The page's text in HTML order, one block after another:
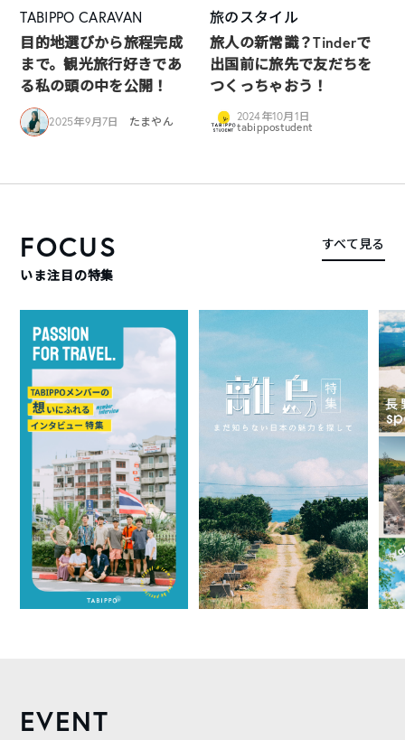
TABIPPO CARAVAN
目的地選びから旅程完成
まで。観光旅行好きであ
る私の頭の中を公開！
2025年9月7日 たまやん
旅のスタイル
旅人の新常識？Tinderで
出国前に旅先で友だちを
つくっちゃおう！
2024年10月1日
tabippostudent
FOCUS
いま注目の特集
すべて見る
EVENT